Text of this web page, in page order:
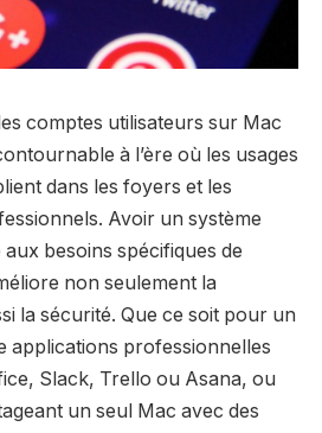
comptes utilisateurs sur Mac
à l’ère où les usages
dans les foyers et les
Avoir un système
besoins spécifiques de
non seulement la
la sécurité. Que ce soit pour un
applications professionnelles
Slack, Trello ou Asana, ou
un seul Mac avec des